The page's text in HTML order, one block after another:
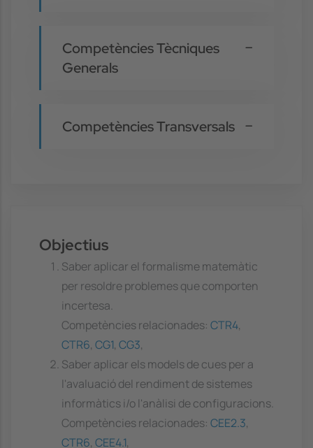
Competències Tècniques
Generals
Competències Transversals
Objectius
Saber aplicar el formalisme matemàtic
per resoldre problemes que comporten
incertesa.
Competències relacionades: CTR4,
CTR6, CG1, CG3,
Saber aplicar els models de cues per a
l'avaluació del rendiment de sistemes
informàtics i/o l'anàlisi de configuracions.
Competències relacionades: CEE2.3,
CTR6, CEE4.1,